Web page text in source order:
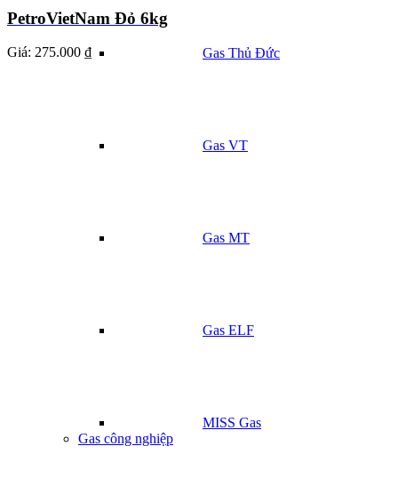
Gas Thủ Đức
Gas VT
Gas MT
Gas ELF
MISS Gas
Gas công nghiệp
PetroVietNam Đỏ 6kg
Giá: 275.000 ₫